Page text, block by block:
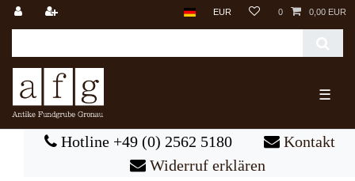
EUR 0 0,00 EUR
☰
Hotline +49 (0) 2562 5180
Kontakt
Widerruf erklären